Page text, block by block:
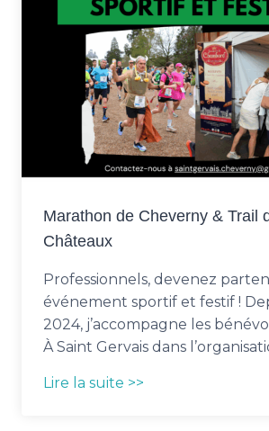
Marathon de Cheverny & Trail
Châteaux
Professionnels, devenez
événement sportif et festif !
2024, j’accompagne les
À Saint Gervais dans
Lire la suite >>